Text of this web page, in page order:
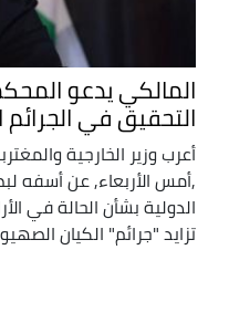
المالكي يدعو
التحقيق في
أعرب وزير الخارجية
,أمس الأربعاء, عن أسفه
الدولية بشأن الحالة في
تزايد "جرائم" الكيان